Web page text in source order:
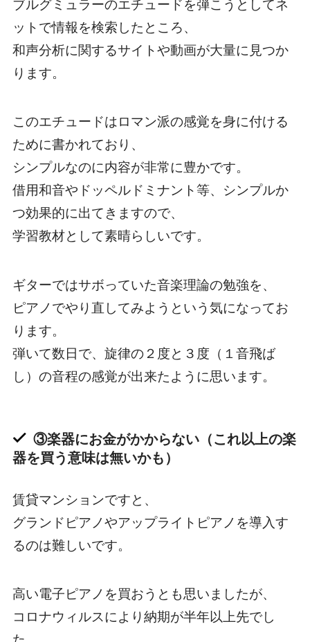
ブルグミュラーのエチュードを弾こうとしてネ
ットで情報を検索したところ、
和声分析に関するサイトや動画が大量に見つか
ります。
このエチュードはロマン派の感覚を身に付ける
ために書かれており、
シンプルなのに内容が非常に豊かです。
借用和音やドッペルドミナント等、シンプルか
つ効果的に出てきますので、
学習教材として素晴らしいです。
ギターではサボっていた音楽理論の勉強を、
ピアノでやり直してみようという気になってお
ります。
弾いて数日で、旋律の２度と３度（１音飛ば
し）の音程の感覚が出来たように思います。
③楽器にお金がかからない（これ以上の楽
器を買う意味は無いかも）
賃貸マンションですと、
グランドピアノやアップライトピアノを導入す
るのは難しいです。
高い電子ピアノを買おうとも思いましたが、
コロナウィルスにより納期が半年以上先でし